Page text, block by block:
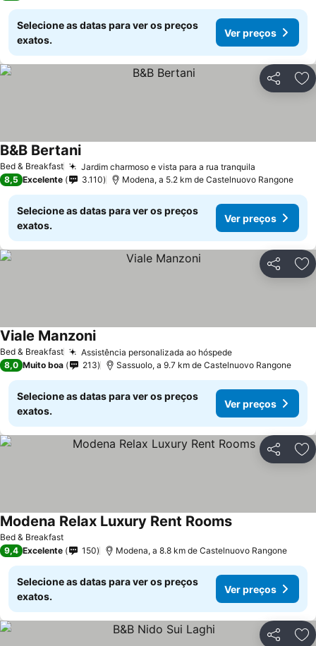
Selecione as datas para ver os preços
exatos.
Ver preços
Partilhar
Bed & Breakfast Jardim charmoso e vista para a rua tranquila
B&B BertaniVer preços
8,5 Excelente 3.110 Modena, a 5.2 km de Castelnuovo Rangone
Selecione as datas para ver os preços
exatos.
Ver preços
Partilhar
Bed & Breakfast Assistência personalizada ao hóspedeVer preços
Viale ManzoniVer preços
8,0 Muito boa 213 Sassuolo, a 9.7 km de Castelnuovo Rangone
Selecione as datas para ver os preços
exatos.
Ver preços
Partilhar
Bed & Breakfast
Modena Relax Luxury Rent RoomsVer preços
9,4 Excelente 150 Modena, a 8.8 km de Castelnuovo Rangone
Selecione as datas para ver os preços
exatos.
Ver preços
Partilhar